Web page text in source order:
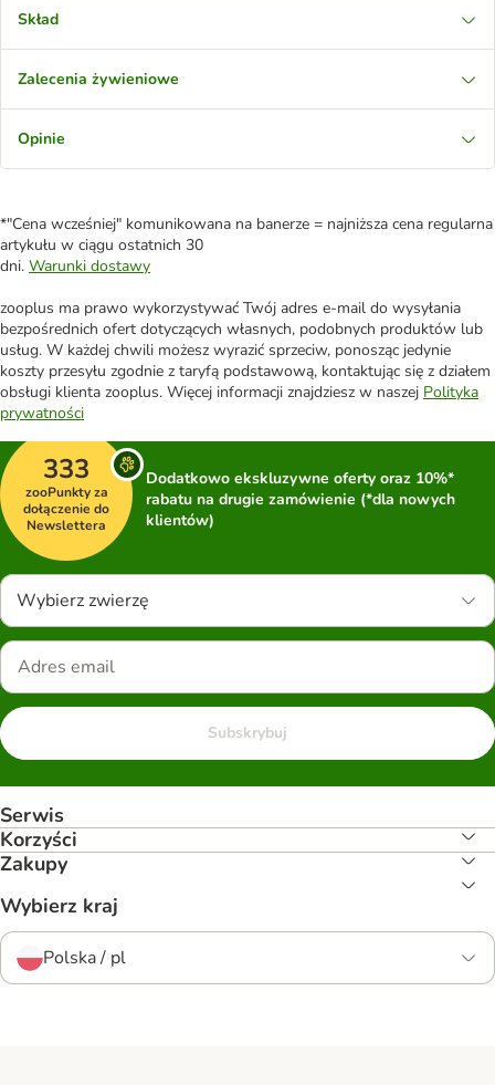
Skład
Zalecenia żywieniowe
Opinie
*"Cena wcześniej" komunikowana na banerze = najniższa cena regularna
artykułu w ciągu ostatnich 30
dni. Warunki dostawy
zooplus ma prawo wykorzystywać Twój adres e-mail do wysyłania
bezpośrednich ofert dotyczących własnych, podobnych produktów lub
usług. W każdej chwili możesz wyrazić sprzeciw, ponosząc jedynie
koszty przesyłu zgodnie z taryfą podstawową, kontaktując się z działem
obsługi klienta zooplus. Więcej informacji znajdziesz w naszej Polityka
prywatności
333
zooPunkty za
dołączenie do
Newslettera
Dodatkowo ekskluzywne oferty oraz 10%*
rabatu na drugie zamówienie (*dla nowych
klientów)
Wybierz zwierzę
Subskrybuj
Serwis
Korzyści
Zakupy
Wybierz kraj
Polska / pl